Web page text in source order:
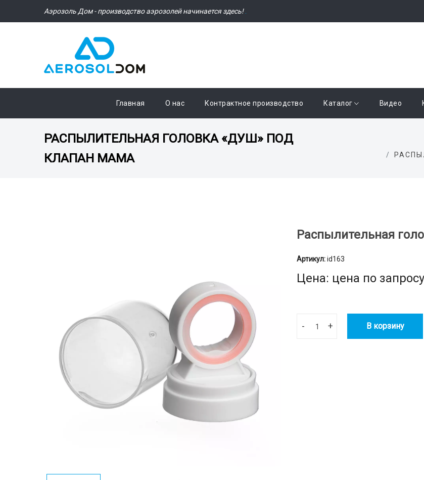
Аэрозоль Дом - производство аэрозолей начинается здесь!
Главная О нас Контрактное производство Каталог Видео
РАСПЫЛИТЕЛЬНАЯ ГОЛОВКА «ДУШ» ПОД
КЛАПАН МАМА
Распылительная
Артикул:id163
Цена: цена по запросу
- + В корзину